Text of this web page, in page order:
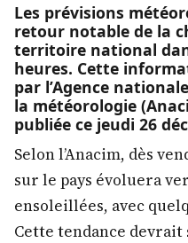
Les prévisions
retour notable de la
territoire national
heures. Cette
par l’Agence
la météorologie
publiée ce jeudi 26
Selon l’Anacim, dès
sur le pays évoluera
ensoleillées, avec
Cette tendance devrait